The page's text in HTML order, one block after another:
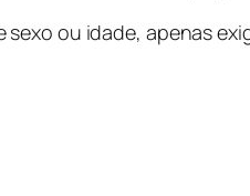
sexo ou idade, apenas